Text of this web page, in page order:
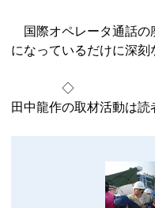
国際オペレータ通話の
になっているだけに深刻
◇
田中龍作の取材活動は読